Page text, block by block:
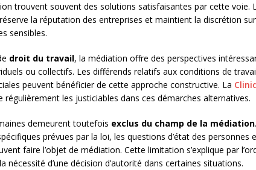
trouvent souvent des solutions satisfaisantes par cette voie.
la réputation des entreprises et maintient la discrétion
sensibles.
droit du travail, la médiation offre des perspectives
ou collectifs. Les différends relatifs aux conditions de
peuvent bénéficier de cette approche constructive. La
régulièrement les justiciables dans ces démarches alternatives.
demeurent toutefois exclus du champ de la médiation
prévues par la loi, les questions d’état des personnes
faire l’objet de médiation. Cette limitation s’explique par
nécessité d’une décision d’autorité dans certaines situations.